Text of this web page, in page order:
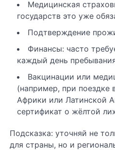
Медицинская
государств это уже
Подтверждение
Финансы: часто
каждый день
Вакцинации или
(например, при поездке
Африки или Латинской
сертификат о жёлтой
Подсказка: уточняй не
для страны, но и